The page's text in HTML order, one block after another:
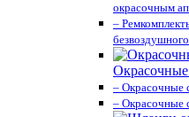
окрасочным
–
Окрасочные
– Окрасочные
– Окрасочные